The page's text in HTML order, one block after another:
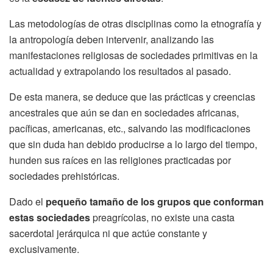
Las metodologías de otras disciplinas como la etnografía y
la antropología deben intervenir, analizando las
manifestaciones religiosas de sociedades primitivas en la
actualidad y extrapolando los resultados al pasado.
De esta manera, se deduce que las prácticas y creencias
ancestrales que aún se dan en sociedades africanas,
pacíficas, americanas, etc., salvando las modificaciones
que sin duda han debido producirse a lo largo del tiempo,
hunden sus raíces en las religiones practicadas por
sociedades prehistóricas.
Dado el pequeño tamaño de los grupos que conforman
estas sociedadespreagrícolas, no existe una casta
sacerdotal jerárquica ni que actúe constante y
exclusivamente.